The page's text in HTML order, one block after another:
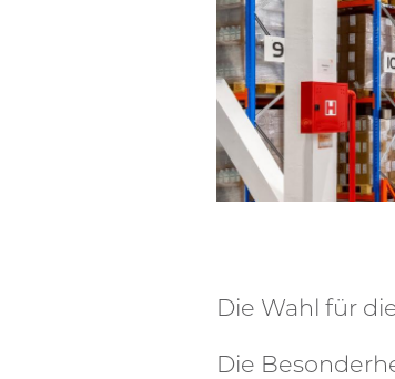
Die Wahl für
Die